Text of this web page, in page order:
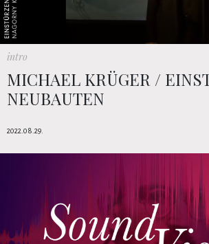
intro
MICHAEL KRÜGER /
NEUBAUTEN
2022.08.29.